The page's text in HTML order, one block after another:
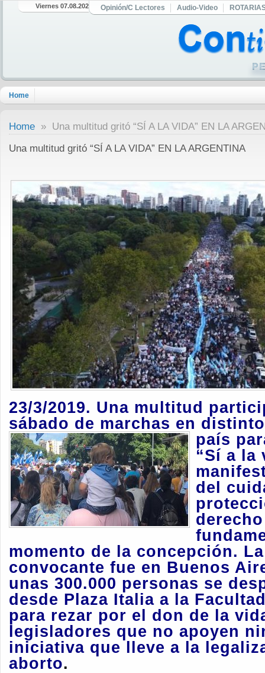
Viernes 07.08.2026 Opinión/C Lectores Audio-Video
Home
Home » Una multitud gritó “SÍ A LA VIDA” EN LA
Una multitud gritó “SÍ A LA VIDA” EN LA ARGENTINA
23/3/2019. Una multitud
sábado de marchas en
país
“Sí a la
del
momento de la concepción.
convocante fue en Buenos
unas 300.000 personas se
desde Plaza Italia a la
para rezar por el don de la
legisladores que no apoyen
iniciativa que lleve a la
aborto.